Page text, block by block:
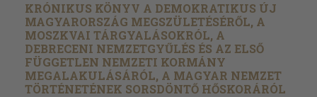
KRÓNIKUS KÖNYV A DEMOKRATIKUS ÚJ
MAGYARORSZÁG MEGSZÜLETÉSÉRŐL, A
MOSZKVAI TÁRGYALÁSOKRÓL, A
DEBRECENI NEMZETGYŰLÉS ÉS AZ ELSŐ
FÜGGETLEN NEMZETI KORMÁNY
MEGALAKULÁSÁRÓL, A MAGYAR NEMZET
TÖRTÉNETÉNEK SORSDÖNTŐ HŐSKORÁRÓL